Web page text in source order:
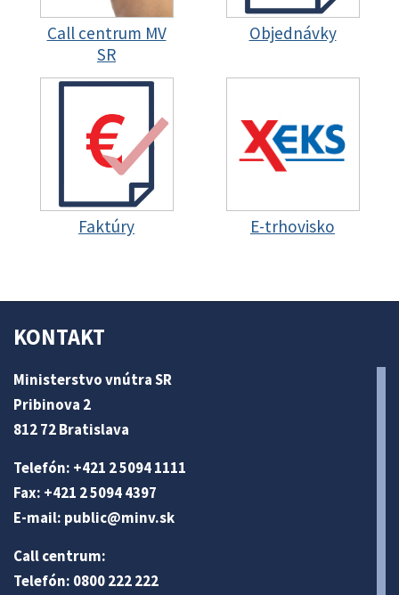
Call centrum MV
SR
Objednávky
Faktúry E-trhovisko
KONTAKT
Ministerstvo vnútra SR
Pribinova 2
812 72 Bratislava
Telefón: +421 2 5094 1111
Fax: +421 2 5094 4397
E-mail: public@minv.sk
Call centrum:
Telefón: 0800 222 222